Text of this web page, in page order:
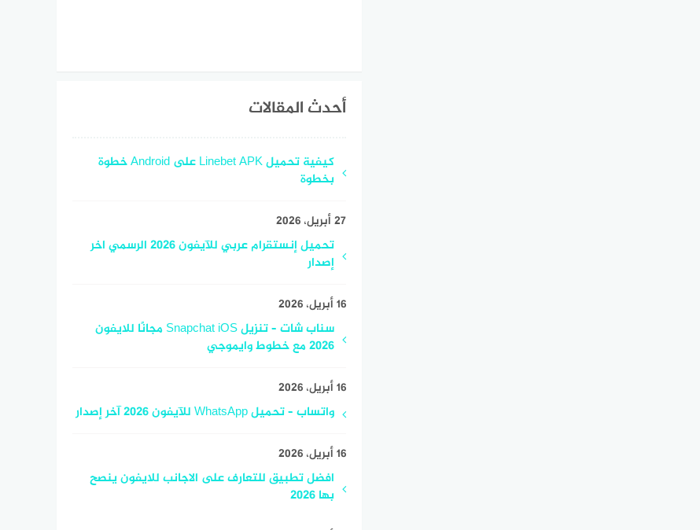
أحدث المقالات
كيفية تحميل Linebet APK على Android خطوة
بخطوة
27 أبريل، 2026
تحميل إنستقرام عربي للآيفون 2026 الرسمي اخر
إصدار
16 أبريل، 2026
سناب شات – تنزيل Snapchat iOS مجانًا للايفون
2026 مع خطوط وايموجي
16 أبريل، 2026
واتساب – تحميل WhatsApp للآيفون 2026 آخر إصدار
16 أبريل، 2026
افضل تطبيق للتعارف على الاجانب للايفون ينصح
بها 2026